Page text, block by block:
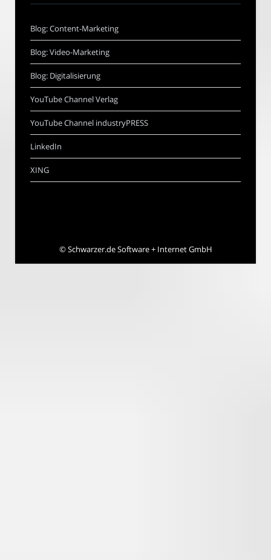
Blog: Content-Marketing
Blog: Video-Marketing
Blog: Digitalisierung
YouTube Channel Verlag
YouTube Channel industryPRESS
LinkedIn
XING
©Schwarzer.de Software + Internet GmbH